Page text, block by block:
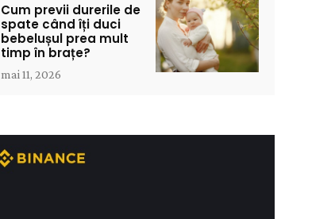
Cum previi durerile de
spate când îți duci
bebelușul prea mult
timp în brațe?
mai 11, 2026